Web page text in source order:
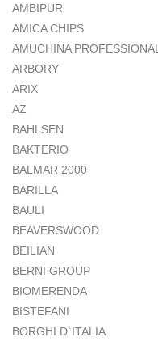
AMBIPUR
AMICA CHIPS
AMUCHINA PROFESSIONAL
ARBORY
ARIX
AZ
BAHLSEN
BAKTERIO
BALMAR 2000
BARILLA
BAULI
BEAVERSWOOD
BEILIAN
BERNI GROUP
BIOMERENDA
BISTEFANI
BORGHI D`ITALIA